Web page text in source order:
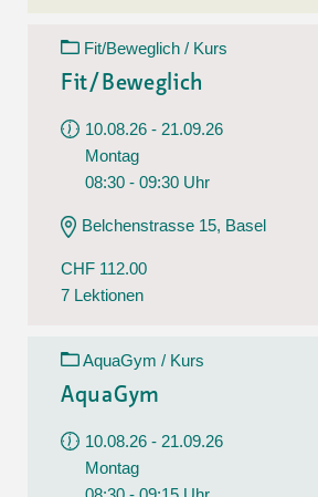
Fit/Beweglich / Kurs
Fit/Beweglich
10.08.26 - 21.09.26
Montag
08:30 - 09:30 Uhr
Belchenstrasse 15, Basel
CHF 112.00
7 Lektionen
AquaGym / Kurs
AquaGym
10.08.26 - 21.09.26
Montag